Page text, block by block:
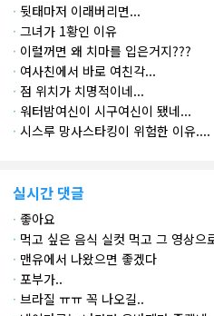
· 뒷태마저 이래버리면...
· 그녀가 1황인 이유
· 이럴꺼면 왜 치마를 입은거지???
· 여사친에서 바로 여친각...
· 점 위치가 치명적이네...
· 워터밤여신이 시구여신이 됐네...
· 시스루 망사스타킹이 위험한 이유....
실시간 댓글
· 좋아요
· 먹고 싶은 음식 실컷 먹고 그 영상으로 떼 돈도 버네 ㄷㄷ. 하고
· 맨유에서 나왔으면 좋겠다
· 포부가..
· 브라질 ㅠㅠ 꼭 나오길..